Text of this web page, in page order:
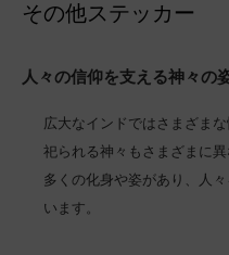
その他ステッカー
人々の信仰を支える神々の
広大なインドではさまざま
祀られる神々もさまざまに
多くの化身や姿があり、人
います。